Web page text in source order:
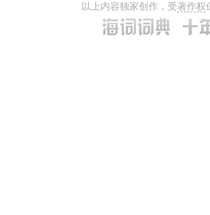
以上内容独家创作，受著作权